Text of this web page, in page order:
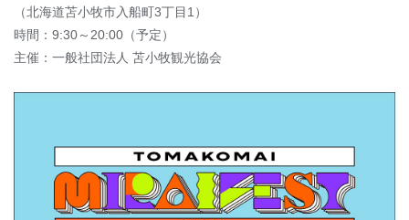
（北海道苫小牧市入船町3丁目1）
時間：9:30～20:00（予定）
主催：一般社団法人 苫小牧観光協会